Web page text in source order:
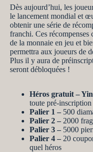
Dès aujourd’hui, les
le lancement mondial et
obtenir une série de
franchi. Ces récompenses
de la monnaie en jeu et
permettra aux joueurs de
Plus il y aura de
seront débloquées !
Héros gratuit –
toute pré-inscription
Palier 1 – 500
Palier 2 – 2000
Palier 3 – 5000
Palier 4 – 20
quel héros